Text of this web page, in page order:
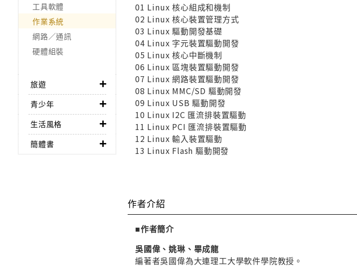
工具軟體
作業系統
網路／通訊
硬體組裝
旅遊
青少年
生活風格
簡體書
01 Linux 核心組成和機制
02 Linux 核心裝置管理方式
03 Linux 驅動開發基礎
04 Linux 字元裝置驅動開發
05 Linux 核心中斷機制
06 Linux 區塊裝置驅動開發
07 Linux 網路裝置驅動開發
08 Linux MMC/SD 驅動開發
09 Linux USB 驅動開發
10 Linux I2C 匯流排裝置驅動
11 Linux PCI 匯流排裝置驅動
12 Linux 輸入裝置驅動
13 Linux Flash 驅動開發
作者介紹
■作者簡介
吳國偉、姚琳、 畢成龍
編著者吳國偉為大連理工大學軟件學院教授。